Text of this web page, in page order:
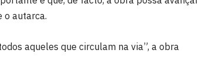
o autarca.
aqueles que circulam na via”, a obra